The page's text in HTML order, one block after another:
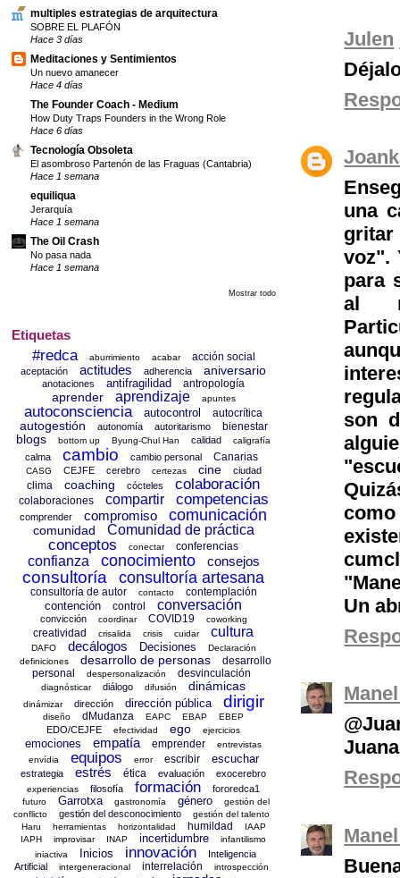
Julen
una
gritar
voz".
para
al
son
Un
multiples estrategias de arquitectura
SOBRE EL PLAFÓN
Hace 3 días
Meditaciones y Sentimientos
Un nuevo amanecer
Hace 4 días
The Founder Coach - Medium
How Duty Traps Founders in the Wrong Role
Hace 6 días
Tecnología Obsoleta
El asombroso Partenón de las Fraguas (Cantabria)
Hace 1 semana
equiliqua
Jerarquía
Hace 1 semana
The Oil Crash
No pasa nada
Hace 1 semana
Mostrar todo
Etiquetas
#redca aburrimiento acabar acción social
aceptación actitudes adherencia aniversario
anotaciones antifragilidad antropología
aprender aprendizaje apuntes
autoconsciencia autocontrol autocrítica
autogestión autonomía autoritarismo bienestar
blogs bottom up Byung-Chul Han calidad caligrafía
calma cambio cambio personal Canarias
CASG CEJFE cerebro certezas cine ciudad
clima coaching cócteles colaboración
colaboraciones compartir competencias
comprender compromiso comunicación
comunidad Comunidad de práctica
conceptos conectar conferencias
confianza conocimiento consejos
consultoría consultoría artesana
consultoría de autor contacto contemplación
contención control conversación
convicción coordinar COVID19 coworking
creatividad crisalida crisis cuidar cultura
DAFO decálogos Decisiones
Declaración
definiciones
desarrollo de personas
desarrollo
personal
despersonalización desvinculación
diagnósticar diálogo difusión dinámicas
dinámizar dirección dirección pública dirigir
diseño dMudanza EAPC EBAP EBEP
EDO/CEJFE efectividad ego ejercicios
emociones empatía emprender
entrevistas
envídia
equipos error escribir escuchar
estrategia estrés ética evaluación exocerebro
experiencias filosofía formación fororedca1
futuro Garrotxa gastronomía género
gestión del
conflicto
gestión del desconocimiento
gestión del talento
Haru
herramientas horizontalidad humildad
IAAP
IAPH
improvisar INAP incertidumbre
infantilismo
iniactiva
Inicios innovación
Inteligencia
Artificial
intergeneracional interrelación introspección